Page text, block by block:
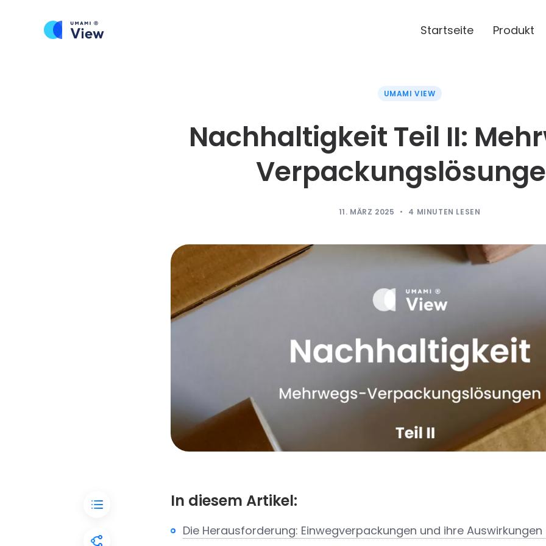
Startseite Produkt
UMAMI VIEW
Nachhaltigkeit Teil II:
11. MÄRZ 2025 4 MINUTEN LESEN
In diesem Artikel:
Die Herausforderung: Einwegverpackungen und ihre